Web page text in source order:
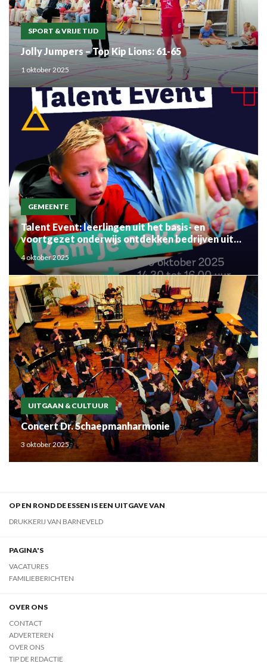
SPORT & VRIJE TIJD
Jolly Jumpers – Top Kip Lions: 61-65
1 oktober 2025
GEMEENTE
Talent Event: leerlingen uit het basis- en
voortgezet onderwijs ontdekken bedrijven uit
de regio
4 oktober 2025
UITGAAN & CULTUUR
Concert Dr. Schaepmanharmonie
3 oktober 2025
OP EN ROND DE ESSEN IS EEN UITGAVE VAN
DRUKKERIJ VAN BARNEVELD
PAGINA'S
VACATURES
FAMILIEBERICHTEN
OVER ONS
CONTACT
ADVERTEREN
OVER ONS
TIP DE REDACTIE